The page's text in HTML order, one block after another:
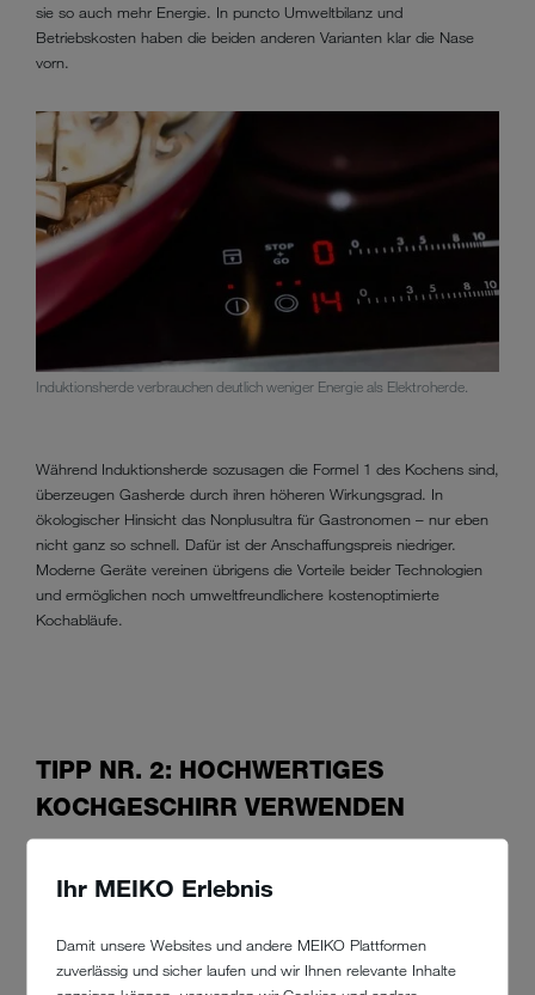
Ihr MEIKO Erlebnis
Damit unsere Websites und andere MEIKO Plattformen
zuverlässig und sicher laufen und wir Ihnen relevante Inhalte
sie so auch mehr Energie. In puncto Umweltbilanz und
Betriebskosten haben die beiden anderen Varianten klar die Nase
vorn.
Induktionsherde verbrauchen deutlich weniger Energie als Elektroherde.
Während Induktionsherde sozusagen die Formel 1 des Kochens sind,
überzeugen Gasherde durch ihren höheren Wirkungsgrad. In
ökologischer Hinsicht das Nonplusultra für Gastronomen – nur eben
nicht ganz so schnell. Dafür ist der Anschaffungspreis niedriger.
Moderne Geräte vereinen übrigens die Vorteile beider Technologien
und ermöglichen noch umweltfreundlichere kostenoptimierte
Kochabläufe.
TIPP NR. 2: HOCHWERTIGES
KOCHGESCHIRR VERWENDEN
Billigware oftmals schlecht isoliert ist und ein Teil der Hitze
während der Stromzähler allmählich heiß läuft. Nicht gut. Gleiches gilt
für altes Kochgeschirr: Sind die Böden uneben geworden, steigt der